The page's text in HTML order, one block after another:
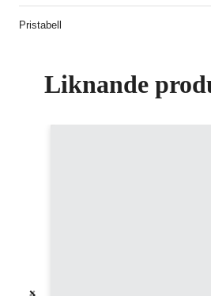
Pristabell
Liknande